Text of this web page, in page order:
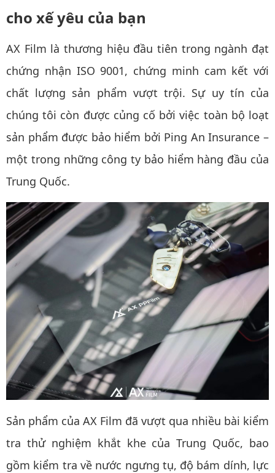
cho xế yêu của bạn
AX Film là thương hiệu đầu tiên trong ngành đạt
chứng nhận ISO 9001, chứng minh cam kết với
chất lượng sản phẩm vượt trội. Sự uy tín của
chúng tôi còn được củng cố bởi việc toàn bộ loạt
sản phẩm được bảo hiểm bởi Ping An Insurance –
một trong những công ty bảo hiểm hàng đầu của
Trung Quốc.
Sản phẩm của AX Film đã vượt qua nhiều bài kiểm
tra thử nghiệm khắt khe của Trung Quốc, bao
gồm kiểm tra về nước ngưng tụ, độ bám dính, lực